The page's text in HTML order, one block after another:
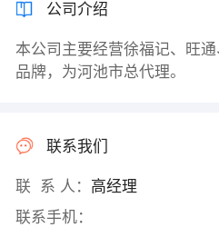
公司介绍
本公司主要经营徐福记、旺
品牌，为河池市总代理。
联系我们
联 系 人： 高经理
联系手机：